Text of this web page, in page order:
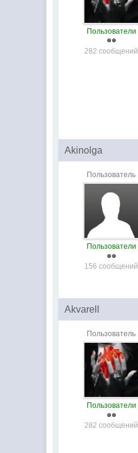
Пользователи
282 сообщений
Akinolga
Пользователь
Пользователи
156 сообщений
Akvarell
Пользователь
Пользователи
282 сообщений